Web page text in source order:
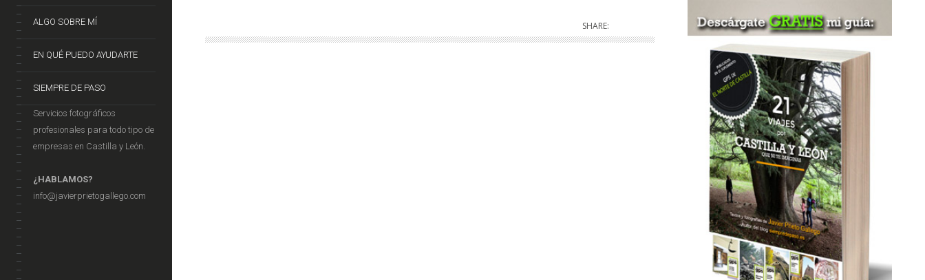
ALGO SOBRE MÍ
EN QUÉ PUEDO AYUDARTE
SIEMPRE DE PASO
Servicios fotográficos
profesionales para todo tipo de
empresas en Castilla y León.
¿HABLAMOS?
info@javierprietogallego.com
SHARE: